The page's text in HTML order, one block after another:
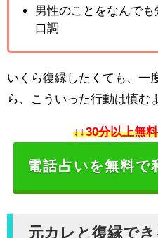
男性のことをなんで
口調
いくら復縁したくても、一
ら、こういった行動は慎む
↓↓30分以上無
電話占いを無料で
元カレと復縁で